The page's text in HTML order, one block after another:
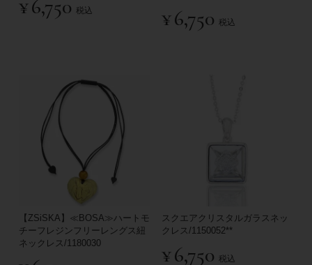
¥6,750 税込 ¥6,750 税込
【ZSiSKA】≪BOSA≫ハートモ
チーフレジンフリーレングス紐
ネックレス/1180030
スクエアクリスタルガラスネッ
クレス/1150052**
¥6,750 税込